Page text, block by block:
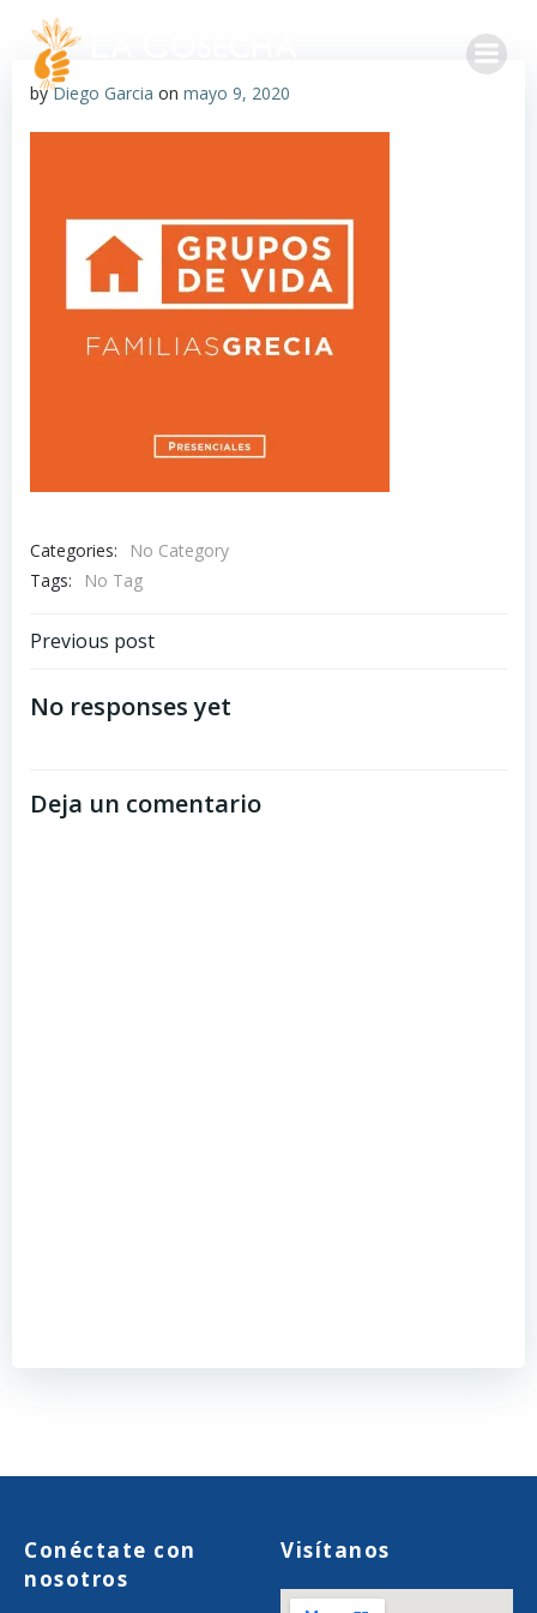
byDiego Garcia on mayo 9, 2020
Categories:
No Category
Tags:
No Tag
Previous post
No responses yet
Deja un comentario
Conéctate con
nosotros
Visítanos